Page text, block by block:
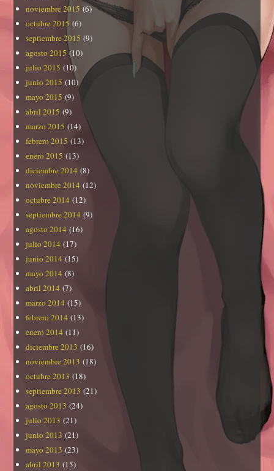
noviembre 2015 (6)
octubre 2015 (6)
septiembre 2015 (9)
agosto 2015 (10)
julio 2015 (10)
junio 2015 (10)
mayo 2015 (9)
abril 2015 (9)
marzo 2015 (14)
febrero 2015 (13)
enero 2015 (13)
diciembre 2014 (8)
noviembre 2014 (12)
octubre 2014 (12)
septiembre 2014 (9)
agosto 2014 (16)
julio 2014 (17)
junio 2014 (15)
mayo 2014 (8)
abril 2014 (7)
marzo 2014 (15)
febrero 2014 (13)
enero 2014 (11)
diciembre 2013 (16)
noviembre 2013 (18)
octubre 2013 (18)
septiembre 2013 (21)
agosto 2013 (24)
julio 2013 (21)
junio 2013 (21)
mayo 2013 (23)
abril 2013 (15)